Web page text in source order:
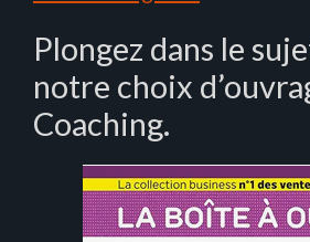
Plongez dans le
notre choix
Coaching.